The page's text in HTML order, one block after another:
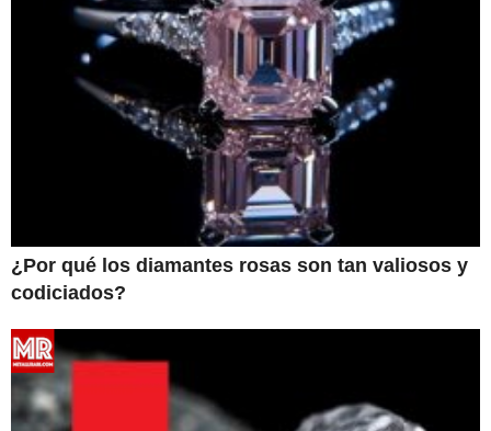
¿Por qué los diamantes rosas son tan valiosos y
codiciados?